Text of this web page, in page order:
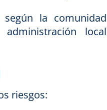
la comunidad
local
riesgos: